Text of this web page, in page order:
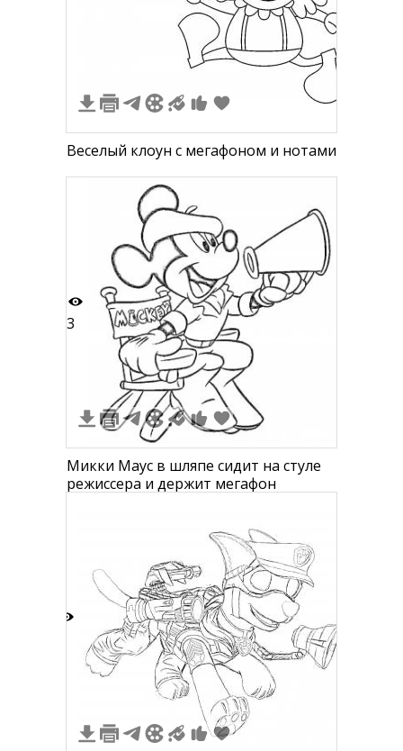
Веселый клоун с мегафоном и нотами
3
Микки Маус в шляпе сидит на стуле
режиссера и держит мегафон